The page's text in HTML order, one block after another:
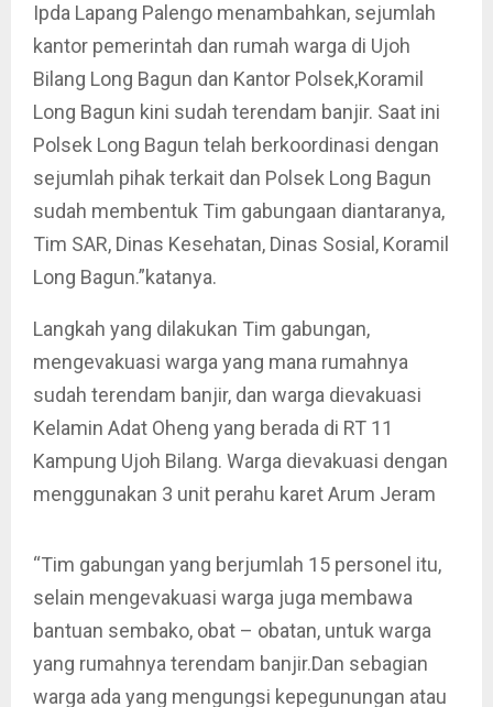
Ipda Lapang Palengo menambahkan, sejumlah
kantor pemerintah dan rumah warga di Ujoh
Bilang Long Bagun dan Kantor Polsek,Koramil
Long Bagun kini sudah terendam banjir. Saat ini
Polsek Long Bagun telah berkoordinasi dengan
sejumlah pihak terkait dan Polsek Long Bagun
sudah membentuk Tim gabungaan diantaranya,
Tim SAR, Dinas Kesehatan, Dinas Sosial, Koramil
Long Bagun.”katanya.
Langkah yang dilakukan Tim gabungan,
mengevakuasi warga yang mana rumahnya
sudah terendam banjir, dan warga dievakuasi
Kelamin Adat Oheng yang berada di RT 11
Kampung Ujoh Bilang. Warga dievakuasi dengan
menggunakan 3 unit perahu karet Arum Jeram
“Tim gabungan yang berjumlah 15 personel itu,
selain mengevakuasi warga juga membawa
bantuan sembako, obat – obatan, untuk warga
yang rumahnya terendam banjir.Dan sebagian
warga ada yang mengungsi kepegunungan atau